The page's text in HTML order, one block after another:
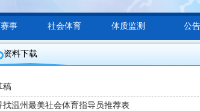
事 社会体育 体质监测 公告
资料下载
稿
找温州最美社会体育指导员推荐表